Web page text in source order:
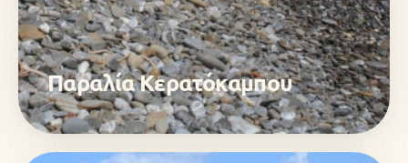
Παραλία Κερατόκαμπου